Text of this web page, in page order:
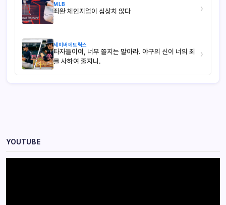
MLB
좌완 체인지업이 심상치 않다 ›
세이버메트릭스
타자들이여, 너무 쫄지는 말아라. 야구의 신이 너의 죄
를 사하여 줄지니.
›
YOUTUBE